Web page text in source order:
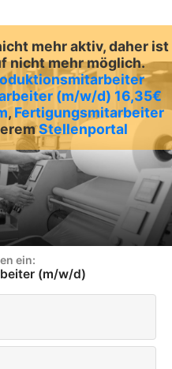
mehr aktiv, daher ist
nicht mehr möglich.
(m/w/d) 16,35€
, Fertigungsmitarbeiter
Stellenportal
ein:
(m/w/d)